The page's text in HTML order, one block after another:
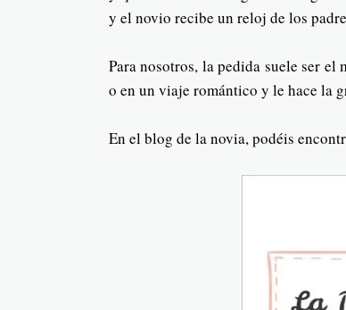
y el novio recibe un reloj de los
Para nosotros, la pedida suele ser
o en un viaje romántico y le hace la
En el blog de la novia, podéis